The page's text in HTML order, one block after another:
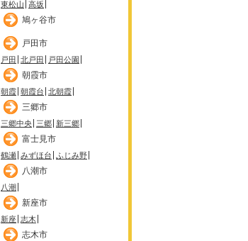
東松山 高坂
鳩ヶ谷市
戸田市
戸田 北戸田 戸田公園
朝霞市
朝霞 朝霞台 北朝霞
三郷市
三郷中央 三郷 新三郷
富士見市
鶴瀬 みずほ台 ふじみ野
八潮市
八潮
新座市
新座 志木
志木市